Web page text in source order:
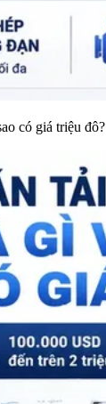
có giá triệu đô?